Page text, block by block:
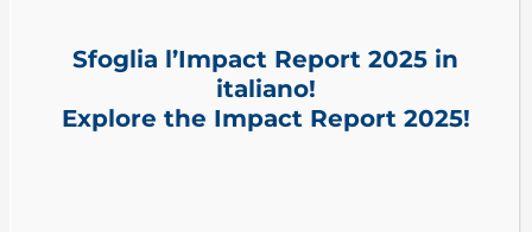
cultura
riparte
Sfoglia l’Impact Report 2025 in
italiano!
Explore the Impact Report 2025!